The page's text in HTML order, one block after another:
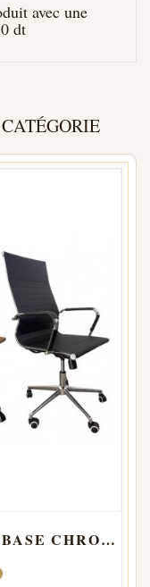
avec une
dt
Fauteuil MONACO ECOTOP BASE CHROMER